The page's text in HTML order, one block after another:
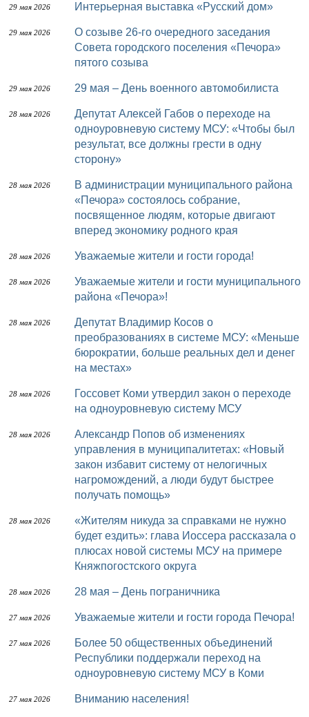
29 мая 2026 Интерьерная выставка «Русский дом»
29 мая 2026
О созыве 26-го очередного заседания
Совета городского поселения «Печора»
пятого созыва
29 мая 2026 29 мая – День военного автомобилиста
28 мая 2026
Депутат Алексей Габов о переходе на
одноуровневую систему МСУ: «Чтобы был
результат, все должны грести в одну
сторону»
28 мая 2026
В администрации муниципального района
«Печора» состоялось собрание,
посвященное людям, которые двигают
вперед экономику родного края
28 мая 2026 Уважаемые жители и гости города!
28 мая 2026
Уважаемые жители и гости муниципального
района «Печора»!
28 мая 2026
Депутат Владимир Косов о
преобразованиях в системе МСУ: «Меньше
бюрократии, больше реальных дел и денег
на местах»
28 мая 2026
Госсовет Коми утвердил закон о переходе
на одноуровневую систему МСУ
28 мая 2026
Александр Попов об изменениях
управления в муниципалитетах: «Новый
закон избавит систему от нелогичных
нагромождений, а люди будут быстрее
получать помощь»
28 мая 2026
«Жителям никуда за справками не нужно
будет ездить»: глава Иоссера рассказала о
плюсах новой системы МСУ на примере
Княжпогостского округа
28 мая 2026 28 мая – День пограничника
27 мая 2026 Уважаемые жители и гости города Печора!
27 мая 2026
Более 50 общественных объединений
Республики поддержали переход на
одноуровневую систему МСУ в Коми
27 мая 2026 Вниманию населения!